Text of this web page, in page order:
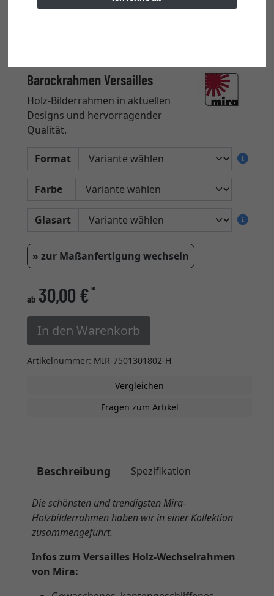
Barockrahmen Versailles
Holz-Bilderrahmen in aktuellen
Designs und hervorragender
Qualität.
Format
Farbe
Glasart
» zur Maßanfertigung wechseln
ab 30,00 €*
In den Warenkorb
Artikelnummer: MIR-7501301802-H
Vergleichen
Fragen zum Artikel
Beschreibung Spezifikation
Die schönsten und trendigsten Mira-
Holzbilderrahmen haben wir in einer Kollektion
zusammengeführt.
Infos zum Versailles Holz-Wechselrahmen
von Mira: